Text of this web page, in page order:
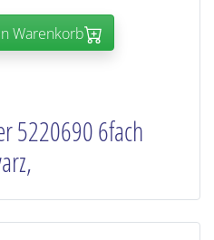
Warenkorb
5220690 6fach